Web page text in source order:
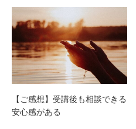
【ご感想】受講後も相談できる
安心感がある